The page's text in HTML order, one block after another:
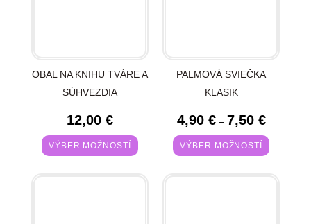
OBAL NA KNIHU TVÁRE A
SÚHVEZDIA
12,00 €
VÝBER MOŽNOSTÍ
PALMOVÁ SVIEČKA
KLASIK
4,90 € – 7,50 €
VÝBER MOŽNOSTÍ